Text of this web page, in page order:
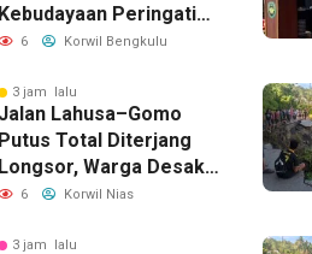
Kebudayaan Peringati
RI Ke-81 di Bengkulu
6 Korwil Bengkulu
3 jam lalu
Jalan Lahusa–Gomo
Putus Total Diterjang
Longsor, Warga Desak
Nias Selatan
6 Korwil Nias
3 jam lalu